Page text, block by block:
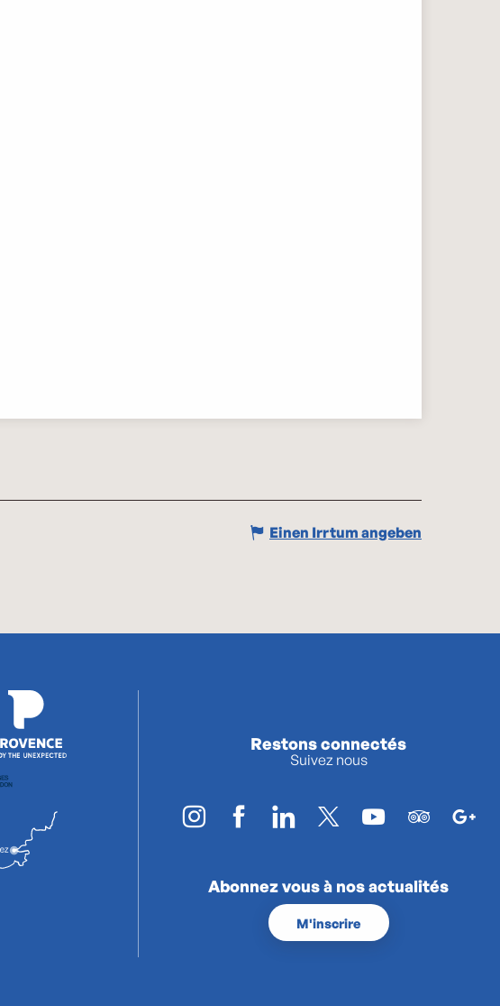
Einen Irrtum angeben
Restons connectés
Suivez nous
Abonnez vous à nos actualités
M'inscrire